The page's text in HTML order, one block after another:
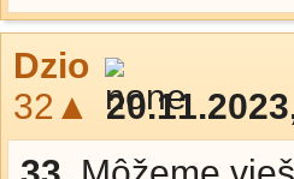
Dzio
32▲